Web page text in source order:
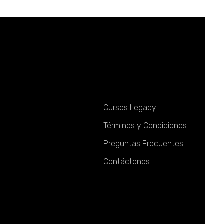
Cursos Legacy
Términos y Condiciones
Preguntas Frecuentes
Contáctenos